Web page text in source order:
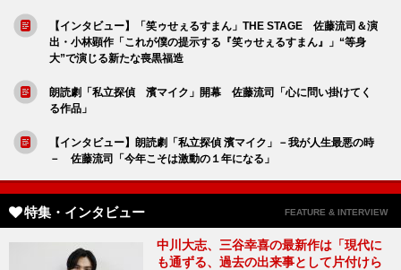
【インタビュー】「笑ゥせぇるすまん」THE STAGE 佐藤流司＆演
出・小林顕作「これが僕の提示する『笑ゥせぇるすまん』」“等身
大”で演じる新たな喪黒福造
朗読劇「私立探偵 濱マイク」開幕 佐藤流司「心に問い掛けてく
る作品」
【インタビュー】朗読劇「私立探偵 濱マイク」－我が人生最悪の時
－ 佐藤流司「今年こそは激動の１年になる」
特集・インタビュー FEATURE & INTERVIEW
中川大志、三谷幸喜の最新作は「現代に
も通ずる、過去の出来事として片付けら